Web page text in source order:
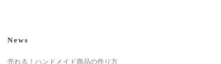
News
売れる！ハンドメイド商品の作り方